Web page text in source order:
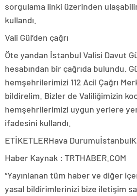
sorgulama linki üzerinden
kullandı.
Vali Gül’den çağrı
Öte yandan İstanbul Valisi Davut
hesabından bir çağrıda bulundu.
hemşehrilerimizi 112 Acil Çağrı
bildirelim. Bizler de Valiliğimizin
hemşehrilerimizi uygun yerlere
ifadesini kullandı.
ETİKETLERHava
Haber Kaynak : TRTHABER.COM
“Yayınlanan tüm haber ve diğer
yasal bildirimlerinizi bize iletişim